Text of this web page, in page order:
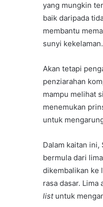
yang mungkin
baik daripada
membantu
sunyi
Akan tetapi
penziarahan
mampu melihat
menemukan
untuk
Dalam kaitan
bermula dari
dikembalikan ke
rasa dasar.
listuntuk